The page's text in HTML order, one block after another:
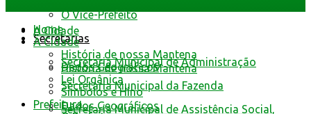
O Vice-Prefeito
Secretarias
Secretaria Municipal de Administração
Secretaria Municipal da Fazenda
Secretaria Municipal de Assistência Social,
A Cidade
História de nossa Mantena
Dados Geográficos
Home
A Cidade
História de nossa Mantena
Dados Geográficos
Lei Orgânica
Símbolos e Hino
Prefeitura